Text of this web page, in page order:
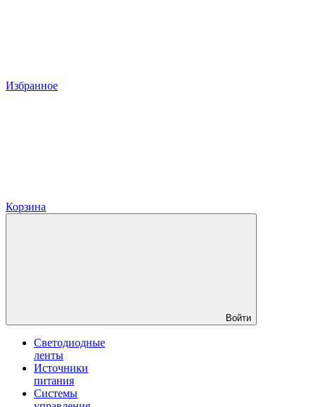
Избранное
Корзина
Войти
Светодиодные
ленты
Источники
питания
Системы